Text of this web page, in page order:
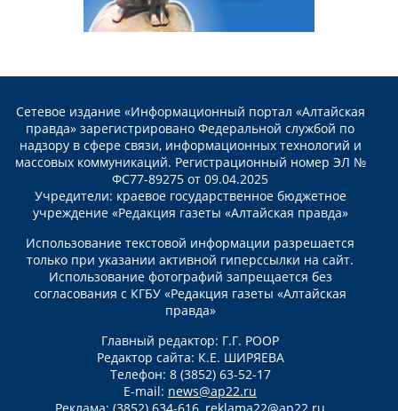
Сетевое издание «Информационный портал «Алтайская
правда» зарегистрировано Федеральной службой по
надзору в сфере связи, информационных технологий и
массовых коммуникаций. Регистрационный номер ЭЛ №
ФС77-89275 от 09.04.2025
Учредители: краевое государственное бюджетное
учреждение «Редакция газеты «Алтайская правда»
Использование текстовой информации разрешается
только при указании активной гиперссылки на сайт.
Использование фотографий запрещается без
согласования с КГБУ «Редакция газеты «Алтайская
правда»
Главный редактор: Г.Г. РООР
Редактор сайта: К.Е. ШИРЯЕВА
Телефон: 8 (3852) 63-52-17
E-mail: news@ap22.ru